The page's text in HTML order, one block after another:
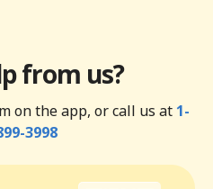
from us?
on the app, or call us at 1-
3998